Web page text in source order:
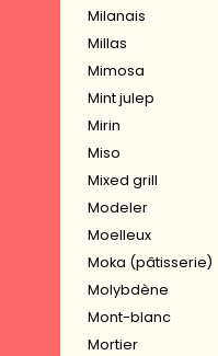
Milanais
Millas
Mimosa
Mint julep
Mirin
Miso
Mixed grill
Modeler
Moelleux
Moka (pâtisserie)
Molybdène
Mont-blanc
Mortier